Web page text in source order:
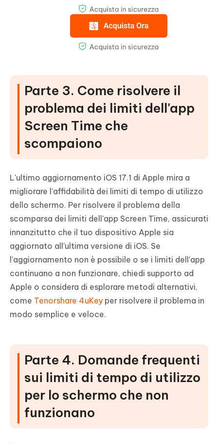
Parte 3. Come risolvere il
problema dei limiti dell'app
Screen Time che
scompaiono
L'ultimo aggiornamento iOS 17.1 di Apple mira a
migliorare l'affidabilità dei limiti di tempo di utilizzo
dello schermo. Per risolvere il problema della
scomparsa dei limiti dell'app Screen Time, assicurati
innanzitutto che il tuo dispositivo Apple sia
aggiornato all'ultima versione di iOS. Se
l'aggiornamento non è possibile o se i limiti dell'app
continuano a non funzionare, chiedi supporto ad
Apple o considera di esplorare metodi alternativi,
come Tenorshare 4uKey per risolvere il problema in
modo semplice e veloce.
Parte 4. Domande frequenti
sui limiti di tempo di utilizzo
per lo schermo che non
funzionano